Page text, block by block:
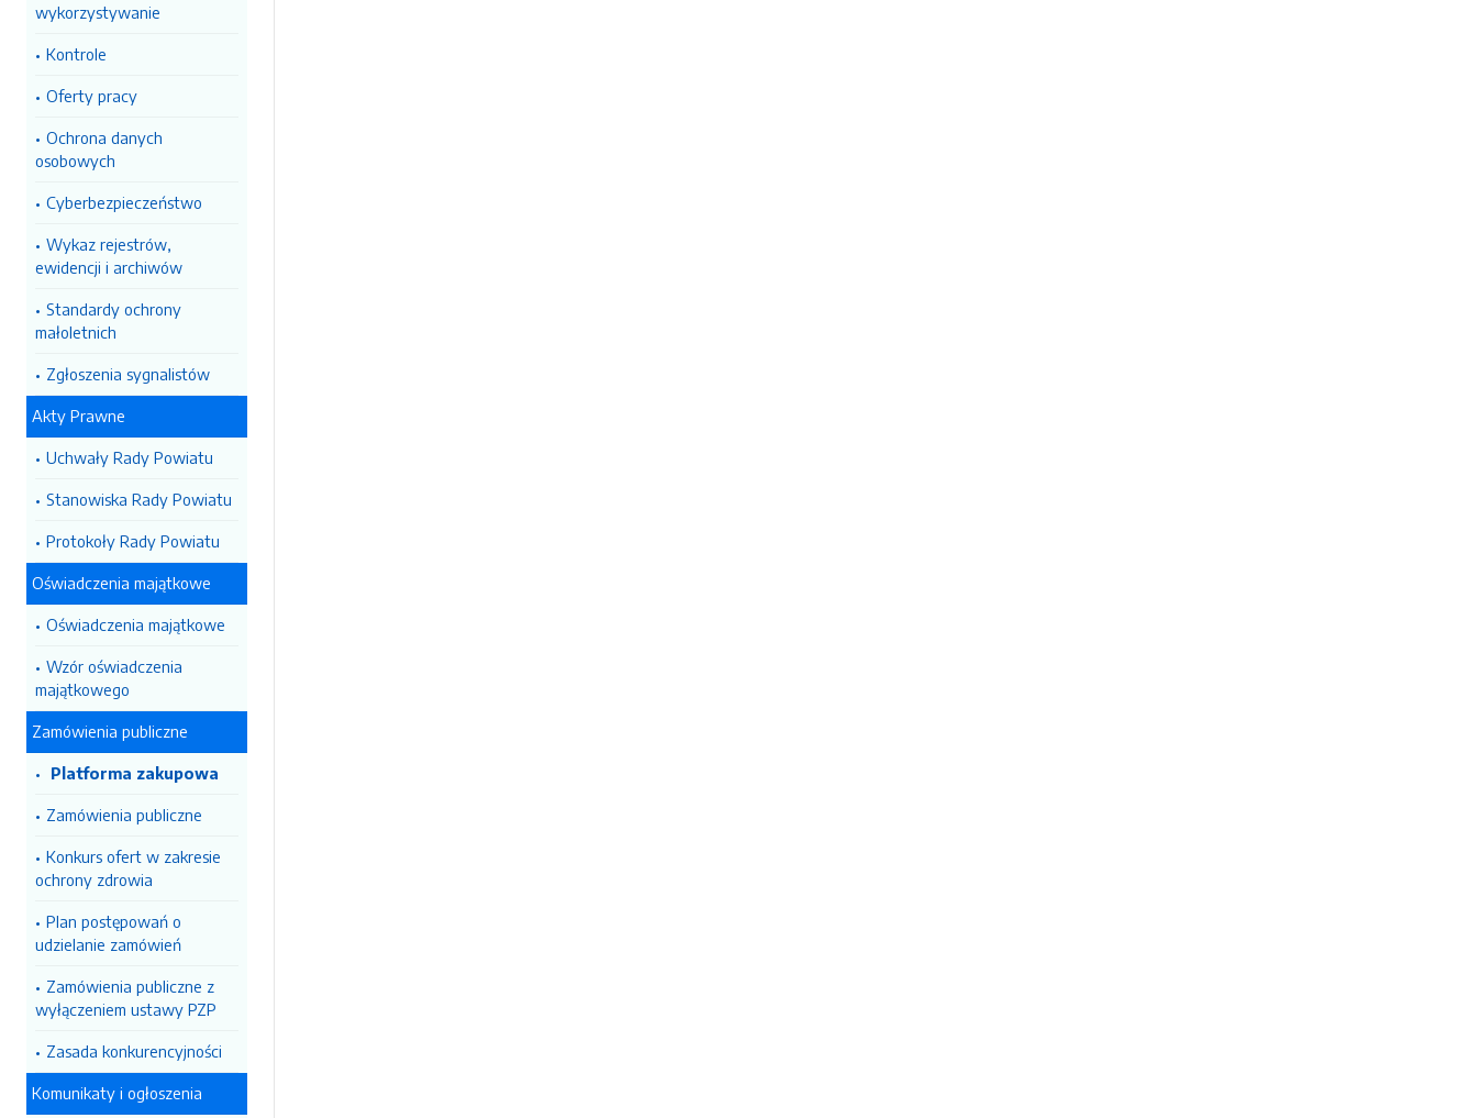
wykorzystywanie
Kontrole
Oferty pracy
Ochrona danych
osobowych
Cyberbezpieczeństwo
Wykaz rejestrów,
ewidencji i archiwów
Standardy ochrony
małoletnich
Zgłoszenia sygnalistów
Akty Prawne
Uchwały Rady Powiatu
Stanowiska Rady Powiatu
Protokoły Rady Powiatu
Oświadczenia majątkowe
Oświadczenia majątkowe
Wzór oświadczenia
majątkowego
Zamówienia publiczne
Platforma zakupowa
Zamówienia publiczne
Konkurs ofert w zakresie
ochrony zdrowia
Plan postępowań o
udzielanie zamówień
Zamówienia publiczne z
wyłączeniem ustawy PZP
Zasada konkurencyjności
Komunikaty i ogłoszenia